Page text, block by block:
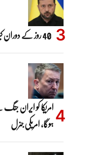
40 روز کے دوران کیف نے 40 سے زیادہ بستیاں کھودیں
امریکا کو ایران
ہوگا، امریکی جنرل